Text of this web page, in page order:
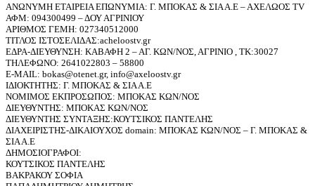
ΑΝΩΝΥΜΗ ΕΤΑΙΡΕΙΑ ΕΠΩΝΥΜΙΑ: Γ. ΜΠΟΚΑΣ & ΣΙΑ Α.Ε – ΑΧΕΛΩΟΣ TV
ΑΦΜ: 094300499 – ΔΟΥ ΑΓΡΙΝΙΟΥ
ΑΡΙΘΜΟΣ ΓΕΜΗ: 027340512000
ΤΙΤΛΟΣ ΙΣΤΟΣΕΛΙΔΑΣ:acheloostv.gr
ΕΔΡΑ-ΔΙΕΥΘΥΝΣΗ: ΚΑΒΑΦΗ 2 – ΑΓ. ΚΩΝ/ΝΟΣ, ΑΓΡΙΝΙΟ , ΤΚ:30027
ΤΗΛΕΦΩΝΟ: 2641022803 – 58800
E-MAIL: bokas@otenet.gr, info@axeloostv.gr
ΙΔΙΟΚΤΗΤΗΣ: Γ. ΜΠΟΚΑΣ & ΣΙΑ Α.Ε
ΝΟΜΙΜΟΣ ΕΚΠΡΟΣΩΠΟΣ: ΜΠΟΚΑΣ ΚΩΝ/ΝΟΣ
ΔΙΕΥΘΥΝΤΗΣ: ΜΠΟΚΑΣ ΚΩΝ/ΝΟΣ
ΔΙΕΥΘΥΝΤΗΣ ΣΥΝΤΑΞΗΣ:ΚΟΥΤΣΙΚΟΣ ΠΑΝΤΕΛΗΣ
ΔΙΑΧΕΙΡΙΣΤΗΣ-ΔΙΚΑΙΟΥΧΟΣ domain: ΜΠΟΚΑΣ ΚΩΝ/ΝΟΣ – Γ. ΜΠΟΚΑΣ &
ΣΙΑ Α.Ε
ΔΗΜΟΣΙΟΓΡΑΦΟΙ:
ΚΟΥΤΣΙΚΟΣ ΠΑΝΤΕΛΗΣ
ΒΑΚΡΑΚΟΥ ΣΟΦΙΑ